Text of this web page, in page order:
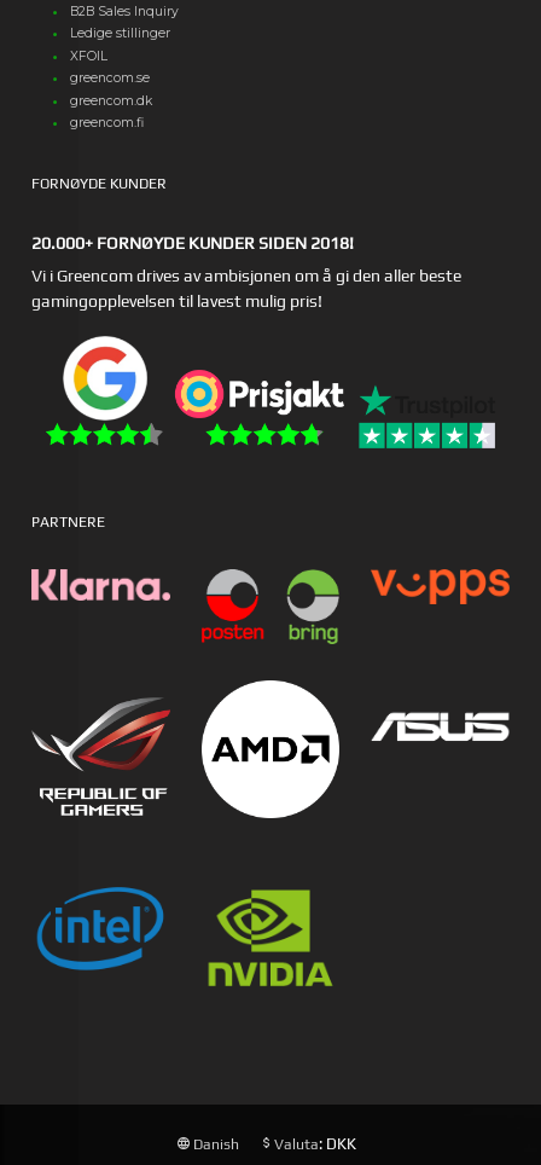
B2B Sales Inquiry
Ledige stillinger
XFOIL
greencom.se
greencom.dk
greencom.fi
FORNØYDE KUNDER
20.000+ FORNØYDE KUNDER SIDEN 2018!
Vi i Greencom drives av ambisjonen om å gi den aller beste
gamingopplevelsen til lavest mulig pris!
PARTNERE
Danish Valuta: DKK